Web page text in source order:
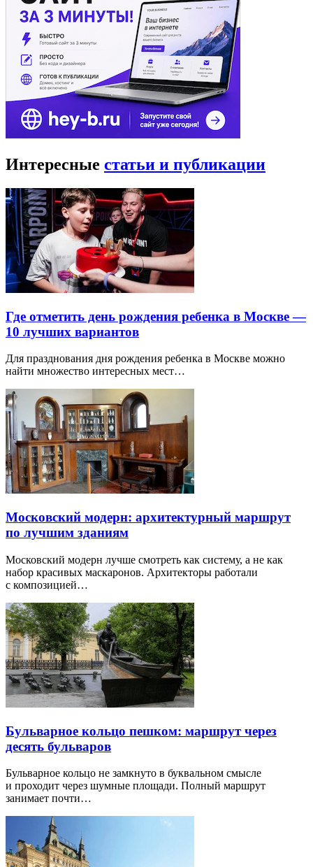
Интересные статьи и публикации
Где отметить день рождения ребенка в Москве —
10 лучших вариантов
Для празднования дня рождения ребенка в Москве можно
найти множество интересных мест…
Московский модерн: архитектурный маршрут
по лучшим зданиям
Московский модерн лучше смотреть как систему, а не как
набор красивых маскаронов. Архитекторы работали
с композицией…
Бульварное кольцо пешком: маршрут через
десять бульваров
Бульварное кольцо не замкнуто в буквальном смысле
и проходит через шумные площади. Полный маршрут
занимает почти…